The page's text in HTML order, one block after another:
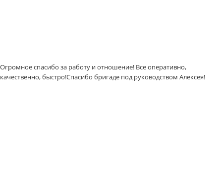
Огромное спасибо за работу и отношение! Все оперативно,
качественно, быстро!Спасибо бригаде под руководством Алексея!